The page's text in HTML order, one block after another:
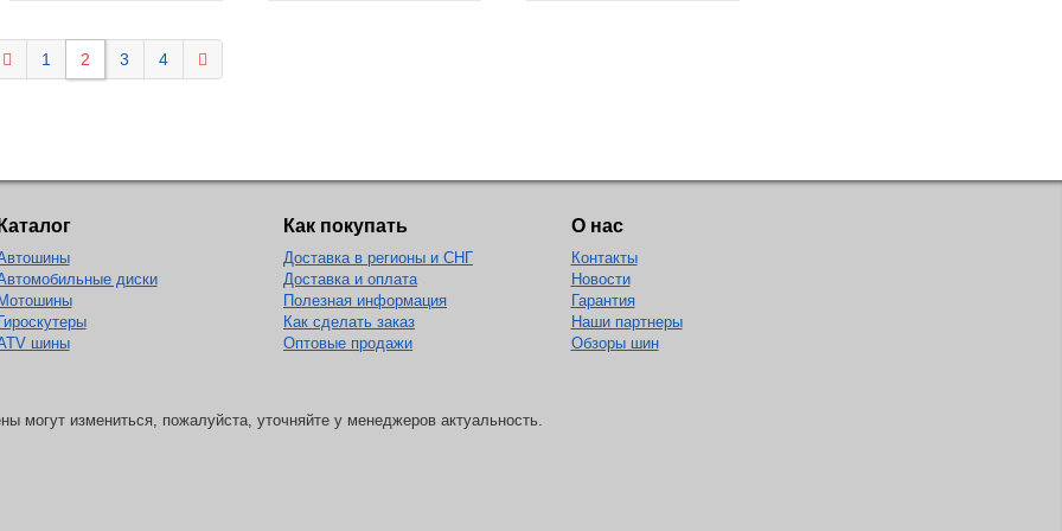
1 2 3 4
Каталог
диски
Мотошины
Гироскутеры
шины
Как покупать
Доставка в регионы и СНГ
Доставка и оплата
Полезная информация
Как сделать заказ
Оптовые продажи
О нас
Контакты
Новости
Гарантия
Наши партнеры
Обзоры шин
могут измениться, пожалуйста, уточняйте у менеджеров актуальность.